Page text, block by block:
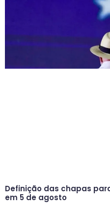
Definição das chapas
em 5 de agosto